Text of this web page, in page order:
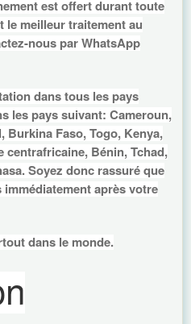
est offert durant toute
le meilleur traitement au
nous par WhatsApp
dans tous les pays
les pays suivant: Cameroun,
Burkina Faso, Togo, Kenya,
centrafricaine, Bénin, Tchad,
Soyez donc rassuré que
après votre
dans le monde.